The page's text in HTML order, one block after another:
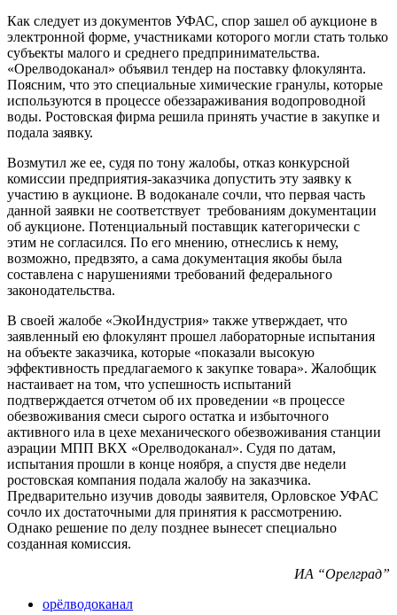
Как следует из документов УФАС, спор зашел об аукционе в
электронной форме, участниками которого могли стать только
субъекты малого и среднего предпринимательства.
«Орелводоканал» объявил тендер на поставку флокулянта.
Поясним, что это специальные химические гранулы, которые
используются в процессе обеззараживания водопроводной
воды. Ростовская фирма решила принять участие в закупке и
подала заявку.
Возмутил же ее, судя по тону жалобы, отказ конкурсной
комиссии предприятия-заказчика допустить эту заявку к
участию в аукционе. В водоканале сочли, что первая часть
данной заявки не соответствует требованиям документации
об аукционе. Потенциальный поставщик категорически с
этим не согласился. По его мнению, отнеслись к нему,
возможно, предвзято, а сама документация якобы была
составлена с нарушениями требований федерального
законодательства.
В своей жалобе «ЭкоИндустрия» также утверждает, что
заявленный ею флокулянт прошел лабораторные испытания
на объекте заказчика, которые «показали высокую
эффективность предлагаемого к закупке товара». Жалобщик
настаивает на том, что успешность испытаний
подтверждается отчетом об их проведении «в процессе
обезвоживания смеси сырого остатка и избыточного
активного ила в цехе механического обезвоживания станции
аэрации МПП ВКХ «Орелводоканал». Судя по датам,
испытания прошли в конце ноября, а спустя две недели
ростовская компания подала жалобу на заказчика.
Предварительно изучив доводы заявителя, Орловское УФАС
сочло их достаточными для принятия к рассмотрению.
Однако решение по делу позднее вынесет специально
созданная комиссия.
ИА “Орелград”
орёлводоканал